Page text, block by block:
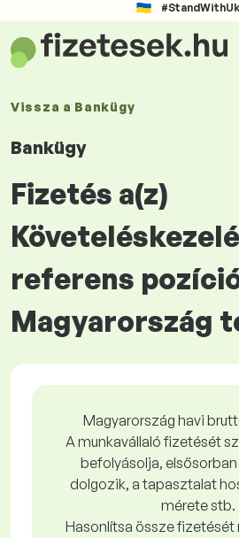
Vissza a Bankügy
Bankügy
Fizetés a(z)
referens
Magyarország
Magyarország havi
A munkavállaló fizetését
befolyásolja, elsősorban
dolgozik, a tapasztalat
mérete stb.
Hasonlítsa össze fizetését